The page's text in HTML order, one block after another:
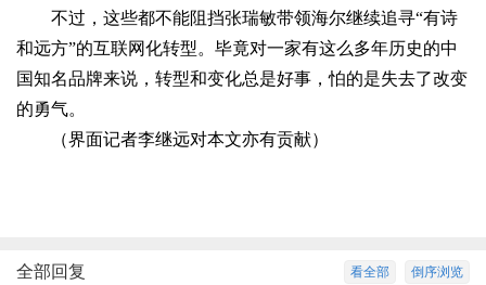
不过，这些都不能阻挡张瑞敏带领海尔继续追寻“有诗
和远方”的互联网化转型。毕竟对一家有这么多年历史的中
国知名品牌来说，转型和变化总是好事，怕的是失去了改变
的勇气。
（界面记者李继远对本文亦有贡献）
倒序浏览
看全部
全部回复